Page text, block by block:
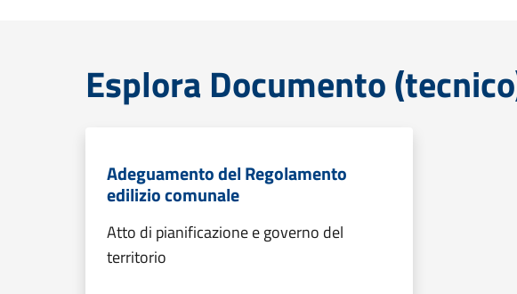
Esplora Documento
Adeguamento del Regolamento
edilizio comunale
Atto di pianificazione e governo del
territorio